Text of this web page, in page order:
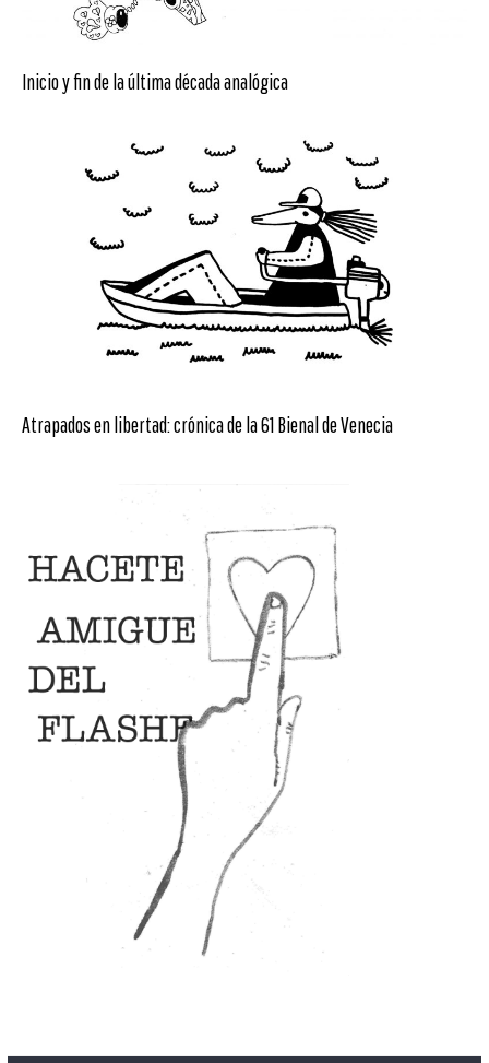
Inicio y fin de la última década analógica
Atrapados en libertad: crónica de la 61 Bienal de Venecia